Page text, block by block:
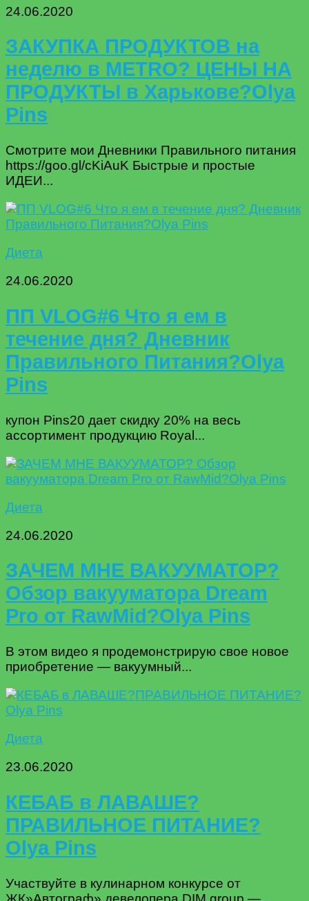
24.06.2020
ЗАКУПКА ПРОДУКТОВ на
неделю в METRO? ЦЕНЫ НА
ПРОДУКТЫ в Харькове?Olya
Pins
Смотрите мои Дневники Правильного питания
https://goo.gl/cKiAuK Быстрые и простые
ИДЕИ...
Диета
24.06.2020
ПП VLOG#6 Что я ем в
течение дня? Дневник
Правильного Питания?Olya
Pins
купон Pins20 дает скидку 20% на весь
ассортимент продукцию Royal...
Диета
24.06.2020
ЗАЧЕМ МНЕ ВАКУУМАТОР?
Обзор вакууматора Dream
Pro от RawMid?Olya Pins
В этом видео я продемонстрирую свое новое
приобретение — вакуумный...
Диета
23.06.2020
КЕБАБ в ЛАВАШЕ?
ПРАВИЛЬНОЕ ПИТАНИЕ?
Olya Pins
Участвуйте в кулинарном конкурсе от